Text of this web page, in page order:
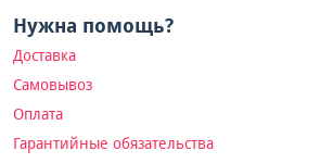
Нужна помощь?
Доставка
Самовывоз
Оплата
Гарантийные обязательства